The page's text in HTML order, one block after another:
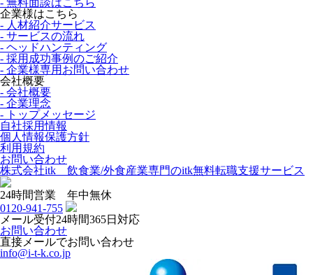
企業様はこちら
- 人材紹介サービス
- サービスの流れ
- ヘッドハンティング
- 採用成功事例のご紹介
- 企業様専用お問い合わせ
会社概要
- 会社概要
- 企業理念
- トップメッセージ
自社採用情報
個人情報保護方針
利用規約
お問い合わせ
株式会社itk 飲食業/外食産業専門のitk無料転職支援サービス
24時間営業 年中無休
0120-941-755
メール受付24時間365日対応
お問い合わせ
直接メールでお問い合わせ
info@i-t-k.co.jp